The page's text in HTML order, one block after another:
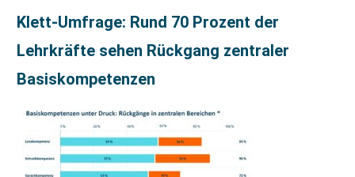
Klett-Umfrage: Rund 70 Prozent der
Lehrkräfte sehen Rückgang zentraler
Basiskompetenzen